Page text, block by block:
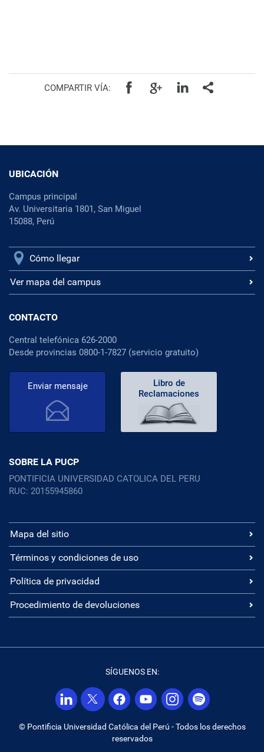
COMPARTIR VÍA:
UBICACIÓN
Campus principal
Av. Universitaria 1801, San Miguel
15088, Perú
Cómo llegar
Ver mapa del campus
CONTACTO
Central telefónica 626-2000
Desde provincias 0800-1-7827 (servicio gratuito)
Enviar mensaje
Libro de
Reclamaciones
SOBRE LA PUCP
PONTIFICIA UNIVERSIDAD CATOLICA DEL PERU
RUC: 20155945860
Mapa del sitio
Términos y condiciones de uso
Política de privacidad
Procedimiento de devoluciones
SÍGUENOS EN:
© Pontificia Universidad Católica del Perú - Todos los derechos
reservados